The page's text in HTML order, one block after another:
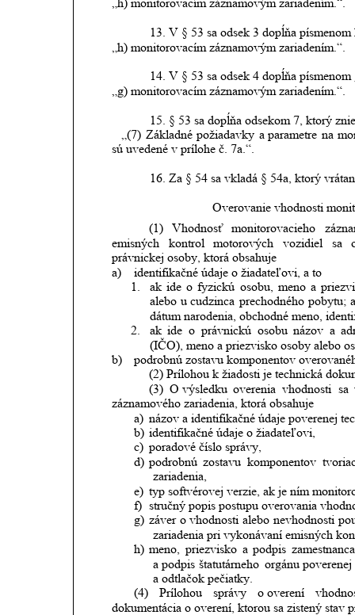
„h) monitorovacím záznamovým zariadením.“.
13. V § 53 sa odsek 3 dopĺňa
„h) monitorovacím záznamovým zariadením.“.
14. V § 53 sa odsek 4 dopĺňa
„g) monitorovacím záznamovým zariadením.“.
15. § 53 sa dopĺňa odsekom 7, ktorý
   „(7)
Základné požiadavky a parametre na
sú uvedené v prílohe č. 7a.“.
16. Za § 54 sa vkladá § 54a, ktorý
Overovanie vhodnosti
(1)
Vhodnosť monitorovacieho
emisných
kontrol motorových vozidiel sa
právnickej osoby, ktorá obsahuje
a)
identifikačné údaje o žiadateľovi, a to
1.
ak ide o fyzickú osobu, meno a
alebo u cudzinca prechodného pobytu;
dátum narodenia, obchodné meno,
2.
ak ide o právnickú osobu názov a
(IČO), meno a priezvisko osoby alebo
b)
podrobnú zostavu komponentov
(2) Prílohou k žiadosti je technická
(3) O výsledku overenia vhodnosti sa
záznamového zariadenia, ktorá obsahuje
a) názov a identifikačné údaje poverenej
b) identifikačné údaje o žiadateľovi,
c) poradové číslo správy,
d) podrobnú zostavu komponentov
zariadenia,
e) typ softvérovej verzie, ak je ním
f) stručný popis postupu overovania
g) záver o vhodnosti alebo nevhodnosti
zariadenia pri vykonávaní emisných
h) meno, priezvisko a podpis
a podpis štatutárneho orgánu poverenej
a odtlačok pečiatky.
(4)
Prílohou správy o overení
dokumentácia o overení, ktorou sa zistený stav